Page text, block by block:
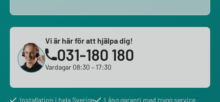
Vi är här för att hjälpa dig!
031-180 180
Vardagar 08:30 – 17:30
Installation i hela Sverige Lång garanti med trygg service